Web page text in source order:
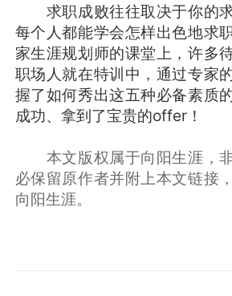
求职成败往往取决于你的求
每个人都能学会怎样出色地求
家生涯规划师的课堂上，许多
职场人就在特训中，通过专家
握了如何秀出这五种必备素质
成功、拿到了宝贵的offer！
本文版权属于向阳生涯，
必保留原作者并附上本文链接
向阳生涯。